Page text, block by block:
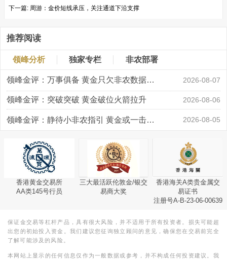
下一篇: 周游：金价短线承压，关注通道下沿支撑
推荐阅读
领峰分析 独家专栏 非农部署
领峰金评：万事俱备 黄金只欠非农数据“东风” 2026-08-07
领峰金评：突破突破 黄金破位火箭拉升 2026-08-06
领峰金评：静待小非农指引 黄金或一击破局 2026-08-05
香港黄金交易所
AA类145号行员
三大最活跃伦敦金/银交
易商大奖
香港海关A类贵金属交
易证书
注册号A-B-23-06-00639
保证金交易等杠杆产品，具有很大风险，并不适用于所有投资者。损失可能超
出您的初始投入资金。我们建议您征询独立顾问的意见，确保您在交易前完全
了解可能涉及的风险。
本网站上显示的任何信息仅作为一般数据或参考，并不构成任何投资建议。我